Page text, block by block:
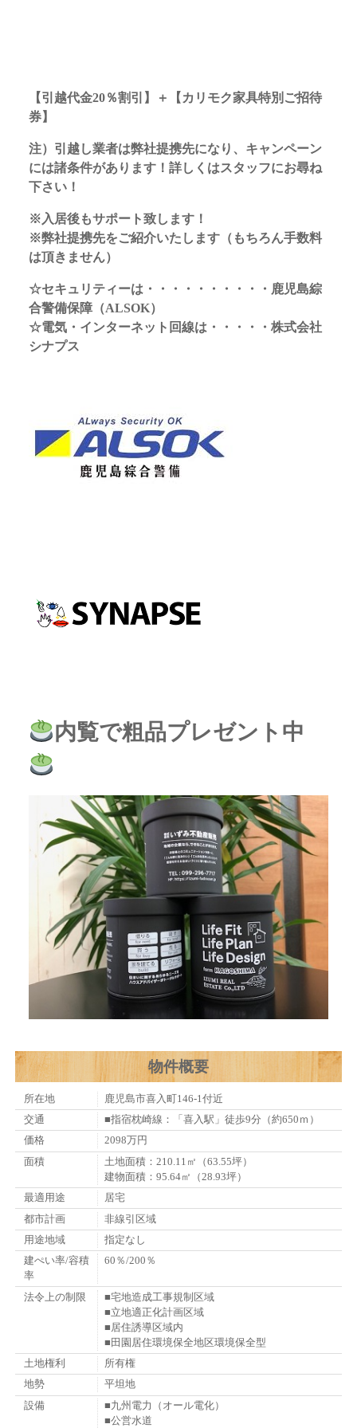
【引越代金20％割引】＋【カリモク家具特別ご招待
券】
注）引越し業者は弊社提携先になり、キャンペーン
には諸条件があります！詳しくはスタッフにお尋ね
下さい！
※入居後もサポート致します！
※弊社提携先をご紹介いたします（もちろん手数料
は頂きません）
☆セキュリティーは・・・・・・・・・・鹿児島綜
合警備保障（ALSOK）
☆電気・インターネット回線は・・・・・株式会社
シナプス
内覧で粗品プレゼント中
物件概要
所在地
鹿児島市喜入町146-1付近
交通
■指宿枕崎線：「喜入駅」徒歩9分（約650ｍ）
価格
2098万円
面積
土地面積：210.11㎡（63.55坪）
建物面積：95.64㎡（28.93坪）
最適用途
居宅
都市計画
非線引区域
用途地域
指定なし
建ぺい率/容積
率
60％/200％
法令上の制限
■宅地造成工事規制区域
■立地適正化計画区域
■居住誘導区域内
■田園居住環境保全地区環境保全型
土地権利
所有権
地勢
平坦地
設備
■九州電力（オール電化）
■公営水道